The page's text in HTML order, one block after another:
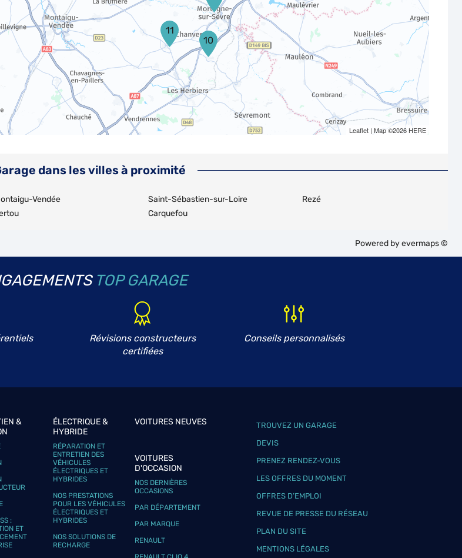
11
10
Leaflet| Map ©2026 HERE
dans les villes à proximité
Vendée
Saint-Sébastien-sur-Loire
Carquefou
Rezé
Powered byevermaps ©
TOP GARAGE
Révisions constructeurs
certifiées
Conseils personnalisés
&
:
ET
ÉLECTRIQUE &
HYBRIDE
RÉPARATION ET
ENTRETIEN DES
VÉHICULES
ÉLECTRIQUES ET
HYBRIDES
NOS PRESTATIONS
POUR LES VÉHICULES
ÉLECTRIQUES ET
HYBRIDES
NOS SOLUTIONS DE
RECHARGE
VOITURES NEUVES
VOITURES
D'OCCASION
NOS DERNIÈRES
OCCASIONS
PAR DÉPARTEMENT
PAR MARQUE
RENAULT
TROUVEZ UN GARAGE
DEVIS
PRENEZ RENDEZ-VOUS
LES OFFRES DU MOMENT
OFFRES D’EMPLOI
REVUE DE PRESSE DU RÉSEAU
PLAN DU SITE
MENTIONS LÉGALES